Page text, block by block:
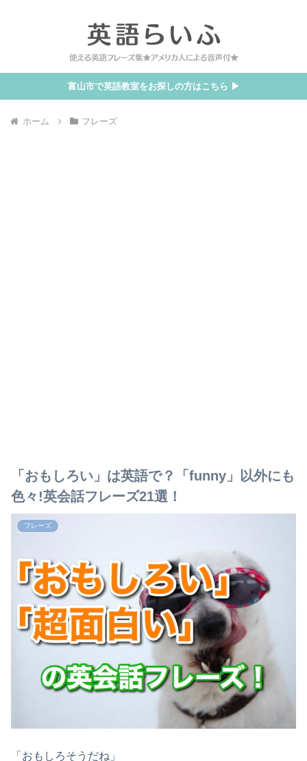
富山市で英語教室をお探しの方はこちら ▶
ホーム フレーズ
「おもしろい」は英語で？「funny」以外にも
色々!英会話フレーズ21選！
フレーズ
「おもしろそうだね」